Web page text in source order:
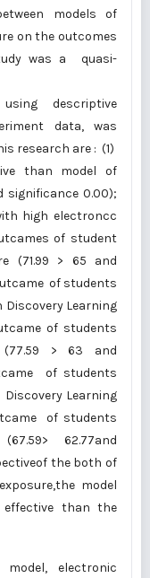
models of
on the outcomes
was a quasi-
descriptive
data, was
research are : (1)
than model of
significance 0.00);
high electroncc
of student
(71.99 > 65 and
of students
Learning
of students
(77.59 > 63 and
of students
Learning
of students
62.77and
the both of
model
effective than the
model, electronic